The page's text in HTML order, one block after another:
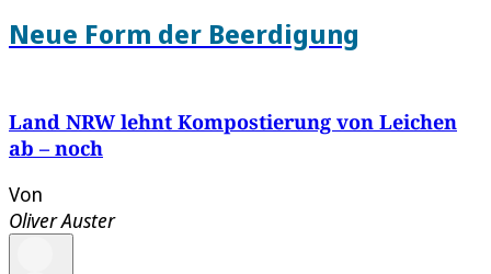
Neue Form der Beerdigung
Land NRW lehnt Kompostierung von Leichen
ab – noch
Von
Oliver Auster